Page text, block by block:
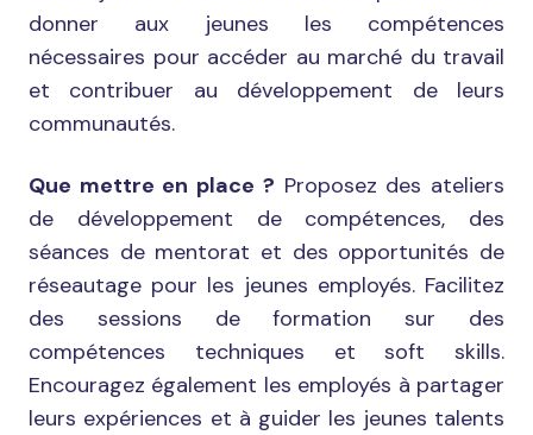
donner aux jeunes les compétences
nécessaires pour accéder au marché du travail
et contribuer au développement de leurs
communautés.
Que mettre en place ? Proposez des ateliers
de développement de compétences, des
séances de mentorat et des opportunités de
réseautage pour les jeunes employés. Facilitez
des sessions de formation sur des
compétences techniques et soft skills.
Encouragez également les employés à partager
leurs expériences et à guider les jeunes talents